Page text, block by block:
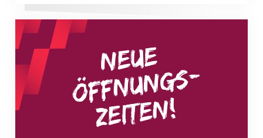
Neue Empfangszeiten ab 1. August 2026